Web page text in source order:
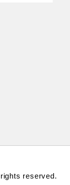
俗営業許
の取扱い
reserved.